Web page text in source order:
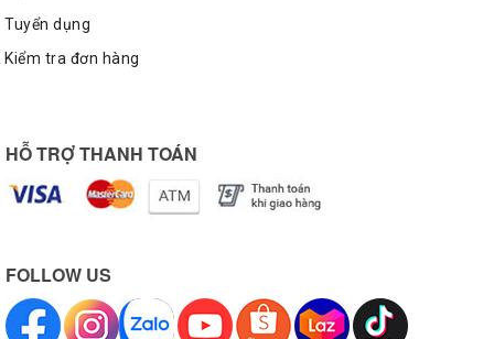
Tuyển dụng
Kiểm tra đơn hàng
HỖ TRỢ THANH TOÁN
FOLLOW US